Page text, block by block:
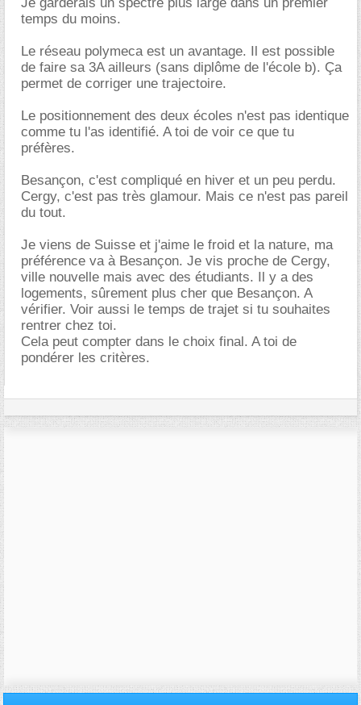
temps du moins.
Le réseau polymeca est un avantage. Il est possible
de faire sa 3A ailleurs (sans diplôme de l'école b). Ça
permet de corriger une trajectoire.
Le positionnement des deux écoles n'est pas identique
comme tu l'as identifié. A toi de voir ce que tu
préfères.
Besançon, c'est compliqué en hiver et un peu perdu.
Cergy, c'est pas très glamour. Mais ce n'est pas pareil
du tout.
Je viens de Suisse et j'aime le froid et la nature, ma
préférence va à Besançon. Je vis proche de Cergy,
ville nouvelle mais avec des étudiants. Il y a des
logements, sûrement plus cher que Besançon. A
vérifier. Voir aussi le temps de trajet si tu souhaites
rentrer chez toi.
Cela peut compter dans le choix final. A toi de
pondérer les critères.